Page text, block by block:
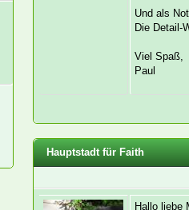
Und als
Die Detail-
Viel Spaß,
Paul
Hauptstadt für Faith
Hallo liebe